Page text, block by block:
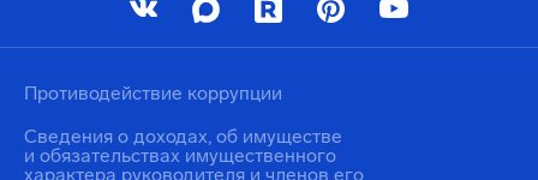
Противодействие коррупции
Сведения о доходах, об имуществе
и обязательствах имущественного
характера руководителя и членов его